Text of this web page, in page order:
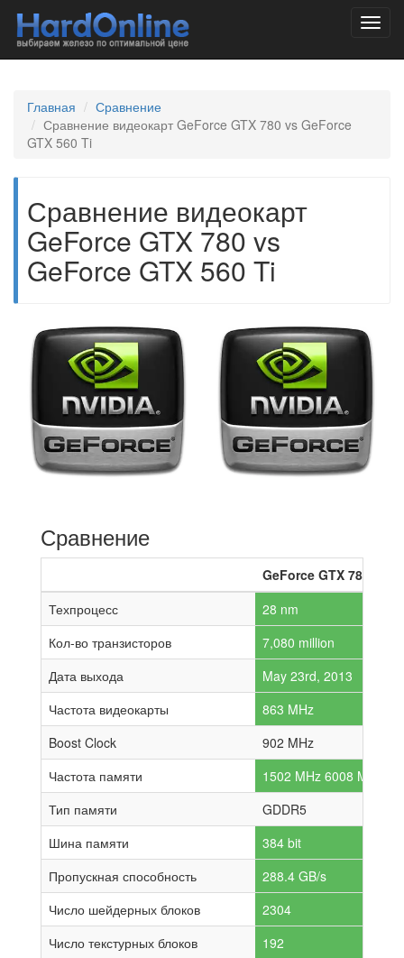
Главная
Сравнение
Сравнение видеокарт GeForce GTX 780 vs GeForce
GTX 560 Ti
Сравнение видеокарт
GeForce GTX 780 vs
GeForce GTX 560 Ti
Сравнение
GeForce GTX 780
Техпроцесс
28 nm
Кол-во транзисторов
7,080 million
Дата выхода
May 23rd, 2013
Частота видеокарты
863 MHz
Boost Clock
902 MHz
Частота памяти
1502 MHz 6008 MHz
Тип памяти
GDDR5
Шина памяти
384 bit
Пропускная способность
288.4 GB/s
Число шейдерных блоков
2304
Число текстурных блоков
192